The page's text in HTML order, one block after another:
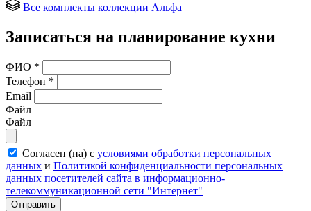
Все комплекты коллекции Альфа
Записаться на планирование кухни
ФИО *
Телефон *
Email
Файл
Файл
Согласен (на) с условиями обработки персональных
данных и Политикой конфиденциальности персональных
данных посетителей сайта в информационно-
телекоммуникационной сети "Интернет"
Отправить